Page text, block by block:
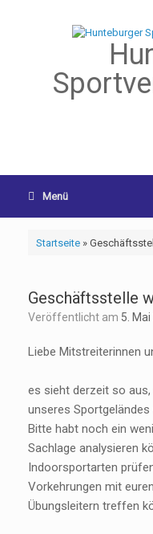
Menü
Startseite»
Geschäftsstelle
Veröffentlicht am 5.
Liebe Mitstreiterinnen
es sieht derzeit so
unseres
Bitte habt noch ein
Sachlage analysieren
Indoorsportarten
Vorkehrungen mit
Übungsleitern treffen